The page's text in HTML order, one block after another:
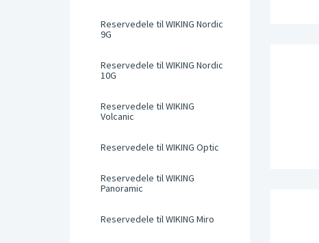
Reservedele til WIKING Nordic
9G
Reservedele til WIKING Nordic
10G
Reservedele til WIKING
Volcanic
Reservedele til WIKING Optic
Reservedele til WIKING
Panoramic
Reservedele til WIKING Miro